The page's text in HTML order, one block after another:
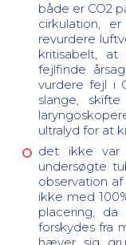
både er CO2
cirkulation,
revurdere
kritisabelt,
fejlfinde
vurdere fejl i
slange,
ultralyd for at
det ikke var
undersøgte
observation
ikke med
placering,
forskydes fra